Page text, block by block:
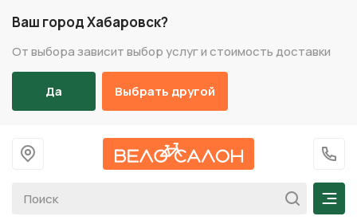
Ваш город Хабаровск?
От выбора зависит выбор услуг и стоимость доставки
Да Выбрать другой
На главную
+7